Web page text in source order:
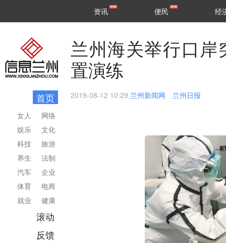
区县
资讯 便民 经
首页
网络
文化
旅游
法制
企业
电商
健康
女人
娱乐
科技
养生
汽车
体育
就业
滚动
反馈
兰州海关举行口
置演练
2019-08-12 10:29 兰州新闻网 兰州日报